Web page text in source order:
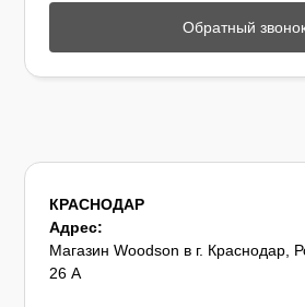
Обратный
КРАСНОДАР
Адрес:
Магазин Woodson в г. Краснодар,
26 А